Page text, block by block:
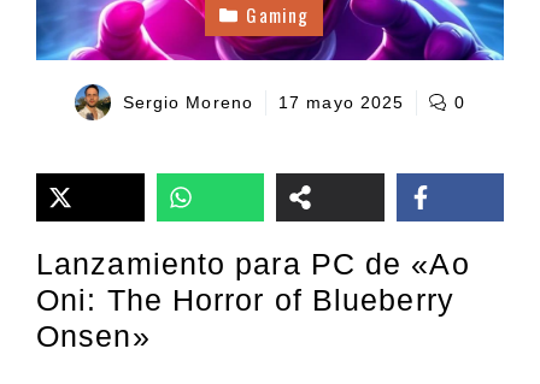
Gaming
Sergio Moreno 17 mayo 2025 0
Lanzamiento para PC de «Ao
Oni: The Horror of Blueberry
Onsen»